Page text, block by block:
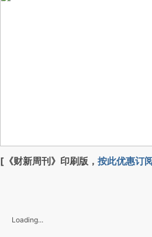
[《财新周刊》印刷版， 按此优惠订
Loading...